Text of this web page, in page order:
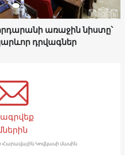
առաջին նիստը՝
դրվագներ
Հարավային Կովկասի մասին